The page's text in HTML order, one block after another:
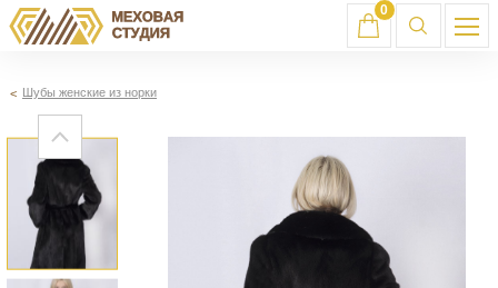
0
Шубы женские из норки